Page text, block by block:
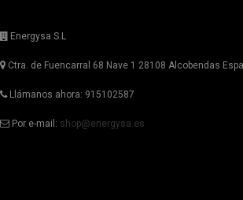
Energysa S.L
Ctra. de Fuencarral 68 Nave 1 28108 Alcobendas
Llámanos ahora: 915102587
Por e-mail: shop@energysa.es